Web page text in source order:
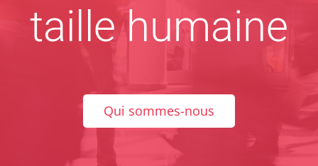
taille humaine
Qui sommes-nous